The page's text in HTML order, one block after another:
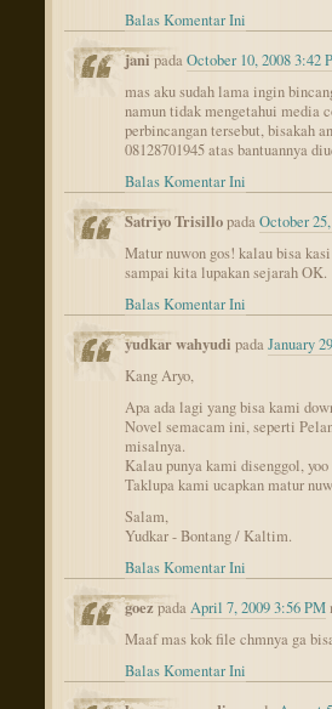
Balas Komentar Ini
jani padaOctober 10, 2008 3:42
mas aku sudah lama ingin
namun tidak mengetahui media
perbincangan tersebut, bisakah
08128701945 atas bantuannya
Balas Komentar Ini
Satriyo TrisillopadaOctober
Matur nuwon gos! kalau bisa
sampai kita lupakan sejarah OK.
Balas Komentar Ini
yudkar wahyudi padaJanuary
Kang Aryo,
Apa ada lagi yang bisa kami
Novel semacam ini, seperti
misalnya.
Kalau punya kami disenggol, yoo
Taklupa kami ucapkan matur
Salam,
Yudkar - Bontang / Kaltim.
Balas Komentar Ini
goezpadaApril 7, 2009 3:56 PM
Maaf mas kok file chmnya ga
Balas Komentar Ini